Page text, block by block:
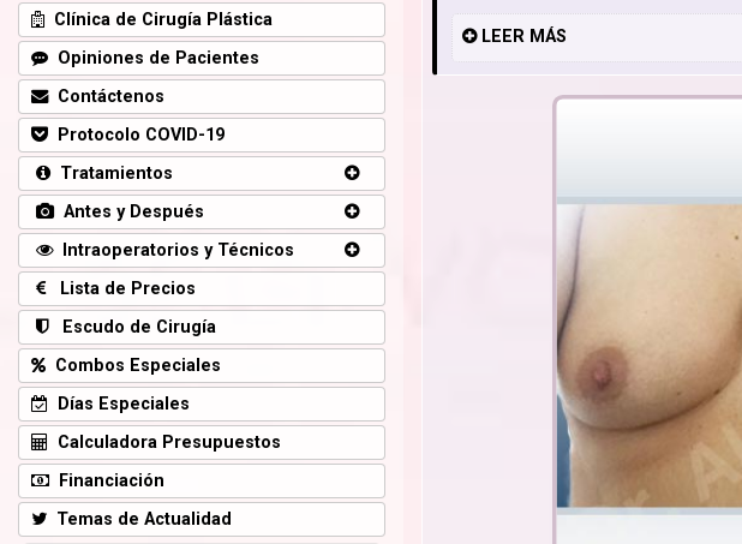
LEER MÁS
Clínica de Cirugía Plástica
Opiniones de Pacientes
Contáctenos
Protocolo COVID-19
Tratamientos
Antes y Después
Intraoperatorios y Técnicos
Lista de Precios
Escudo de Cirugía
Combos Especiales
Días Especiales
Calculadora Presupuestos
Financiación
Temas de Actualidad